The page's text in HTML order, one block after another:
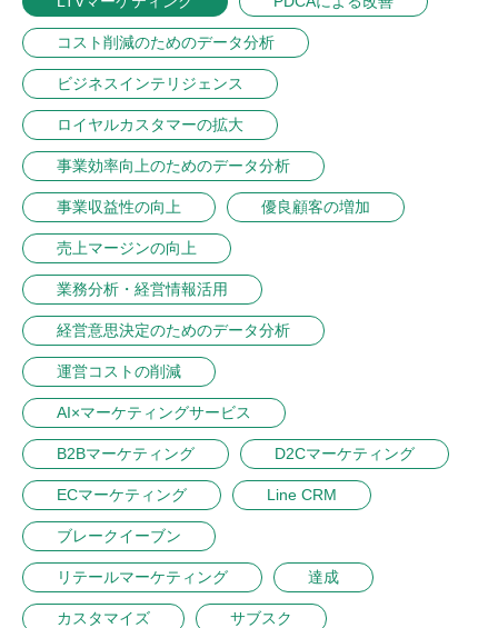
コスト削減のためのデータ分析
ビジネスインテリジェンス
ロイヤルカスタマーの拡大
事業効率向上のためのデータ分析
事業収益性の向上 優良顧客の増加
売上マージンの向上
業務分析・経営情報活用
経営意思決定のためのデータ分析
運営コストの削減
AI×マーケティングサービス
B2Bマーケティング D2Cマーケティング
ECマーケティング Line CRM
ブレークイーブン
リテールマーケティング 達成
カスタマイズ サブスク